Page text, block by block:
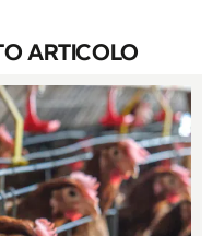
ARTICOLO